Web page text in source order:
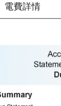
電費詳情